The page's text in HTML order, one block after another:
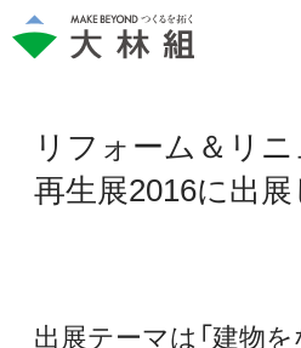
リフォーム＆リ
再生展2016に出
出展テーマは「建物を